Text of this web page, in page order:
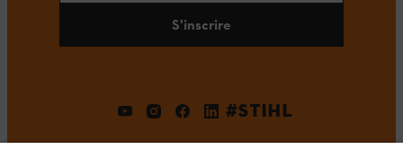
S'inscrire
#STIHL